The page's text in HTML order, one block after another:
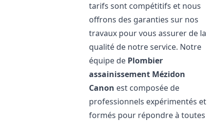
tarifs sont compétitifs et nous
offrons des garanties sur nos
travaux pour vous assurer de la
qualité de notre service. Notre
équipe de Plombier
assainissement Mézidon
Canon est composée de
professionnels expérimentés et
formés pour répondre à toutes